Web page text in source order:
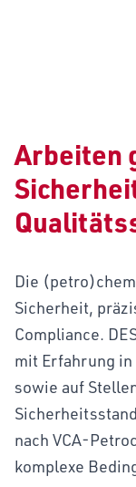
Arbeiten
Die
Sicherheit,
Compliance.
mit Erfahrung
sowie auf
nach VCA-
komplexe